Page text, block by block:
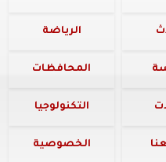
الرياضة
المحافظات
التكنولوجيا
الخصوصية